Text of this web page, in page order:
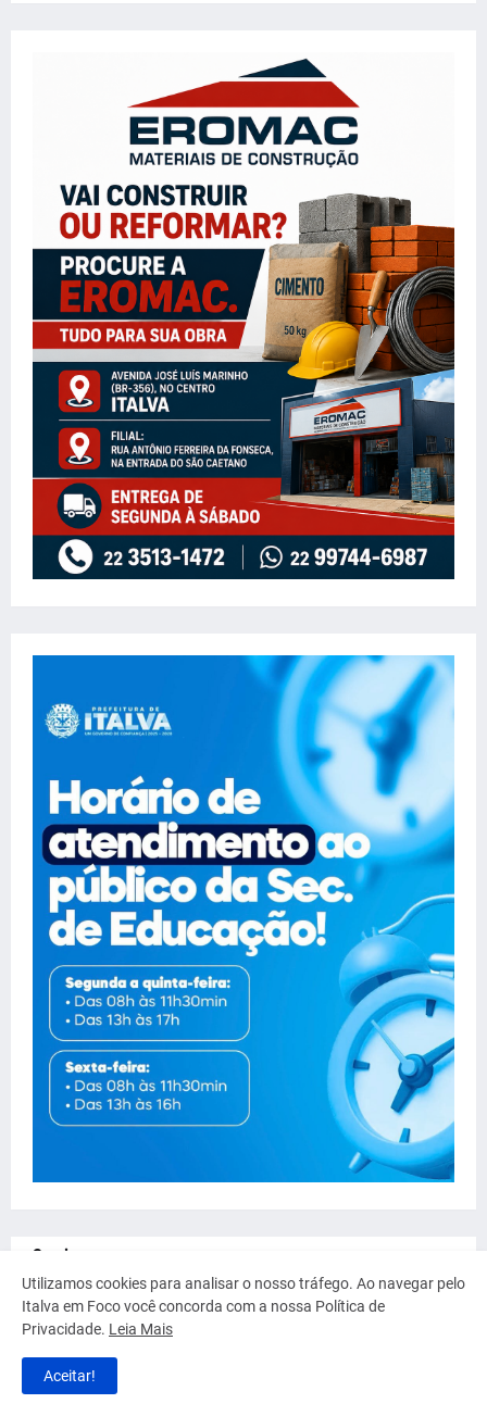
Serviço
Utilizamos cookies para analisar o nosso tráfego. Ao navegar pelo
Italva em Foco você concorda com a nossa Política de
Privacidade. Leia Mais
Aceitar!